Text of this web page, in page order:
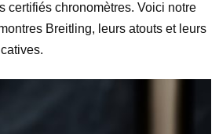
certifiés chronomètres. Voici notre
Breitling, leurs atouts et leurs